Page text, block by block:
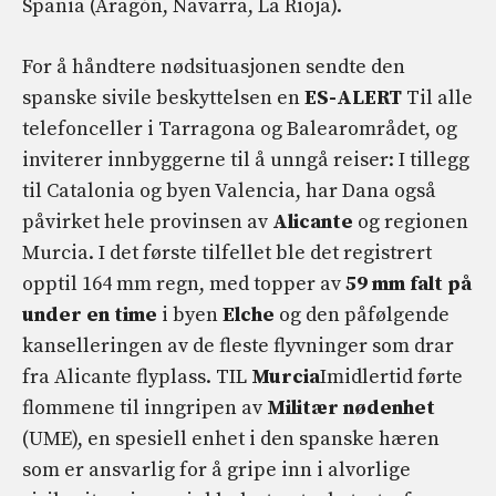
Spania (Aragón, Navarra, La Rioja).
For å håndtere nødsituasjonen sendte den
spanske sivile beskyttelsen enES-ALERT Til alle
telefonceller i Tarragona og Balearområdet, og
inviterer innbyggerne til å unngå reiser: I tillegg
til Catalonia og byen Valencia, har Dana også
påvirket hele provinsen av Alicante og regionen
Murcia. I det første tilfellet ble det registrert
opptil 164 mm regn, med topper av59 mm falt på
under en time i byenElche og den påfølgende
kanselleringen av de fleste flyvninger som drar
fra Alicante flyplass. TIL MurciaImidlertid førte
flommene til inngripen av Militær nødenhet
(UME), en spesiell enhet i den spanske hæren
som er ansvarlig for å gripe inn i alvorlige